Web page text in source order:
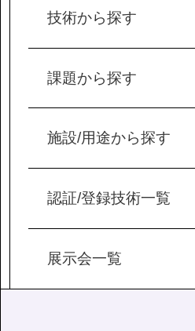
サイトマップ
技術から探す
課題から探す
施設/用途から探す
認証/登録技術一覧
展示会一覧